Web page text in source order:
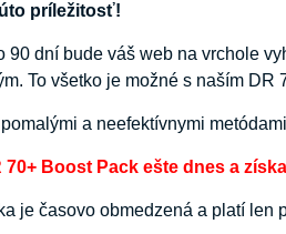
príležitosť!
90 dní bude váš web na vrchole
To všetko je možné s naším DR
a neefektívnymi
70+ Boost Pack ešte dnes a
je časovo obmedzená a platí